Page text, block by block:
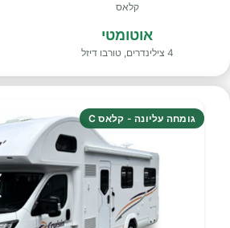
קלאס
אוטומטי
4 צילינדרים, טורבו דיזל
גומחה עליונה - קלאס C